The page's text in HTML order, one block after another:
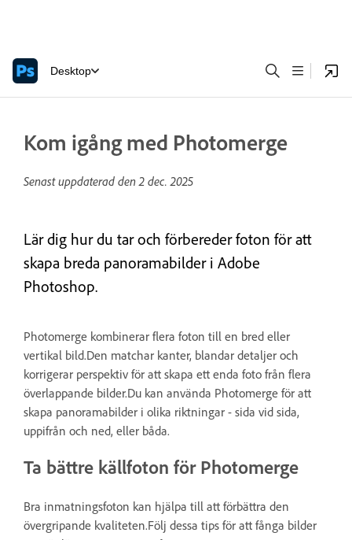
Desktop
Kom igång med Photomerge
Senast uppdaterad den2 dec. 2025
Lär dig hur du tar och förbereder foton för att
skapa breda panoramabilder i Adobe
Photoshop.
Photomerge kombinerar flera foton till en bred eller
vertikal bild.Den matchar kanter, blandar detaljer och
korrigerar perspektiv för att skapa ett enda foto från flera
överlappande bilder.Du kan använda Photomerge för att
skapa panoramabilder i olika riktningar - sida vid sida,
uppifrån och ned, eller båda.
Ta bättre källfoton för Photomerge
Bra inmatningsfoton kan hjälpa till att förbättra den
övergripande kvaliteten.Följ dessa tips för att fånga bilder